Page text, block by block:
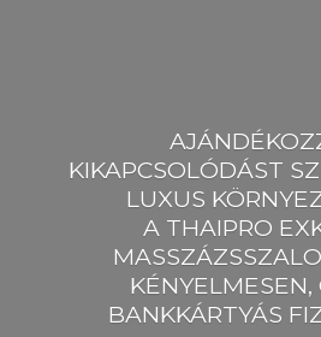
KIKAPCSOLÓDÁST
LUXUS
A THAIPRO
KÉNYELMESEN,
BANKKÁRTYÁS